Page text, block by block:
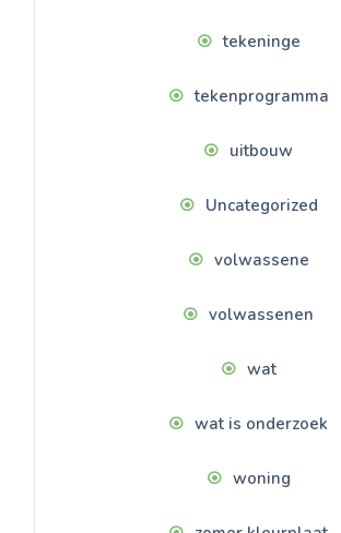
tekeninge
tekenprogramma
uitbouw
Uncategorized
volwassene
volwassenen
wat
wat is onderzoek
woning